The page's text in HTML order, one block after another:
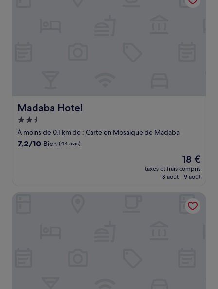
Madaba Hotel
Madaba Hotel
Hébergement
2.5 étoiles
À moins de 0,1 km de : Carte en Mosaïque de Madaba
7.2
7,2/10 Bien (44 avis)
Le
nouveau
prix
de
18 €
18 €
taxes et frais compris
8 août - 9 août